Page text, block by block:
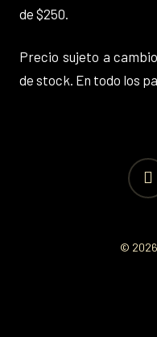
de $250.
Precio sujeto a
de stock. En todo los
© 2026